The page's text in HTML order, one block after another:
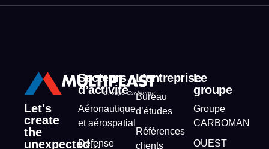
Let's
create
the
unexpected...
Secteurs
d’activité
Aéronautique
et aérospatial
Défense
L’entreprise
Bureau
d’études
Références
clients
Le
groupe
Groupe
CARBOMAN
OUEST